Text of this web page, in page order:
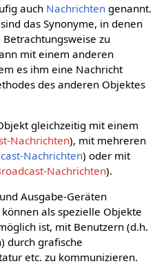
auch Nachrichtengenannt.
das Synonyme, in denen
zu
mit einem anderen
es ihm eine Nachricht
des anderen Objektes
gleichzeitig mit einem
Nachrichten), mit mehreren
Nachrichten) oder mit
Nachrichten).
Ausgabe-Geräten
als spezielle Objekte
ist, mit Benutzern (d.h.
durch grafische
etc. zu kommunizieren.